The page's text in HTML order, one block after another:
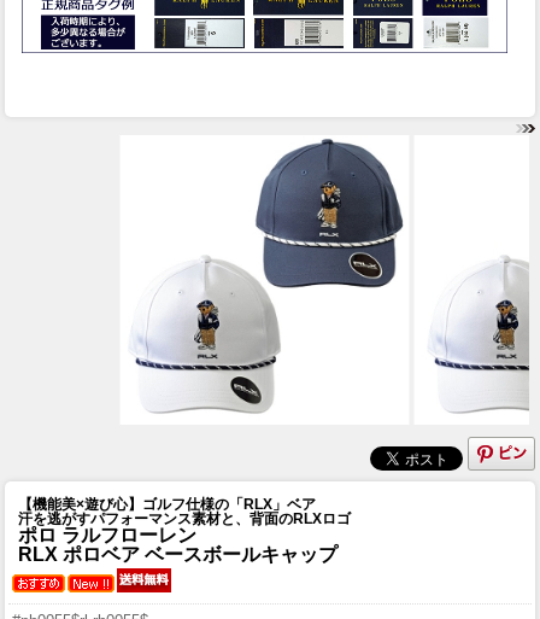
【機能美×遊び心】ゴルフ仕様の「RLX」ベア
汗を逃がすパフォーマンス素材と、背面のRLXロゴ
ポロ ラルフローレン
RLX ポロベア ベースボールキャップ